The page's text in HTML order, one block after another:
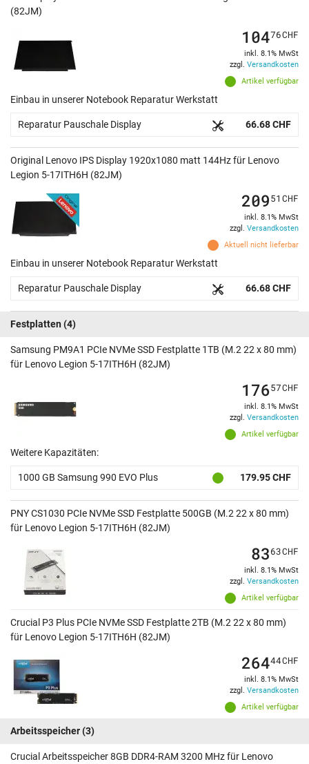
(82JM)
Artikel verfügbar
10476CHF
inkl. 8.1% MwSt
zzgl. Versandkosten
Einbau in unserer Notebook Reparatur Werkstatt
Reparatur Pauschale Display 66.68 CHF
Original Lenovo IPS Display 1920x1080 matt 144Hz für Lenovo
Legion 5-17ITH6H (82JM)
Aktuell nicht lieferbar
20951 CHF
inkl. 8.1% MwSt
zzgl. Versandkosten
Einbau in unserer Notebook Reparatur Werkstatt
Reparatur Pauschale Display 66.68 CHF
Festplatten (4)
Samsung PM9A1 PCIe NVMe SSD Festplatte 1TB (M.2 22 x 80 mm)
für Lenovo Legion 5-17ITH6H (82JM)
Artikel verfügbar
17657CHF
inkl. 8.1% MwSt
zzgl. Versandkosten
Weitere Kapazitäten:
1000 GB Samsung 990 EVO Plus 179.95 CHF
PNY CS1030 PCIe NVMe SSD Festplatte 500GB (M.2 22 x 80 mm)
für Lenovo Legion 5-17ITH6H (82JM)
Artikel verfügbar
8363CHF
inkl. 8.1% MwSt
zzgl. Versandkosten
Crucial P3 Plus PCIe NVMe SSD Festplatte 2TB (M.2 22 x 80 mm)
für Lenovo Legion 5-17ITH6H (82JM)
Artikel verfügbar
26444CHF
inkl. 8.1% MwSt
zzgl. Versandkosten
Arbeitsspeicher(3)
Crucial Arbeitsspeicher 8GB DDR4-RAM 3200 MHz für Lenovo